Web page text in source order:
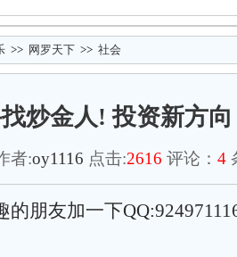
>> 网罗天下 >> 社会
炒金人! 投资新方向
者:oy1116 点击:2616 评论： 4
朋友加一下